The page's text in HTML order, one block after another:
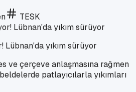
TESK
Lübnan'da yıkım sürüyor
ve çerçeve anlaşmasına rağmen
patlayıcılarla yıkımları